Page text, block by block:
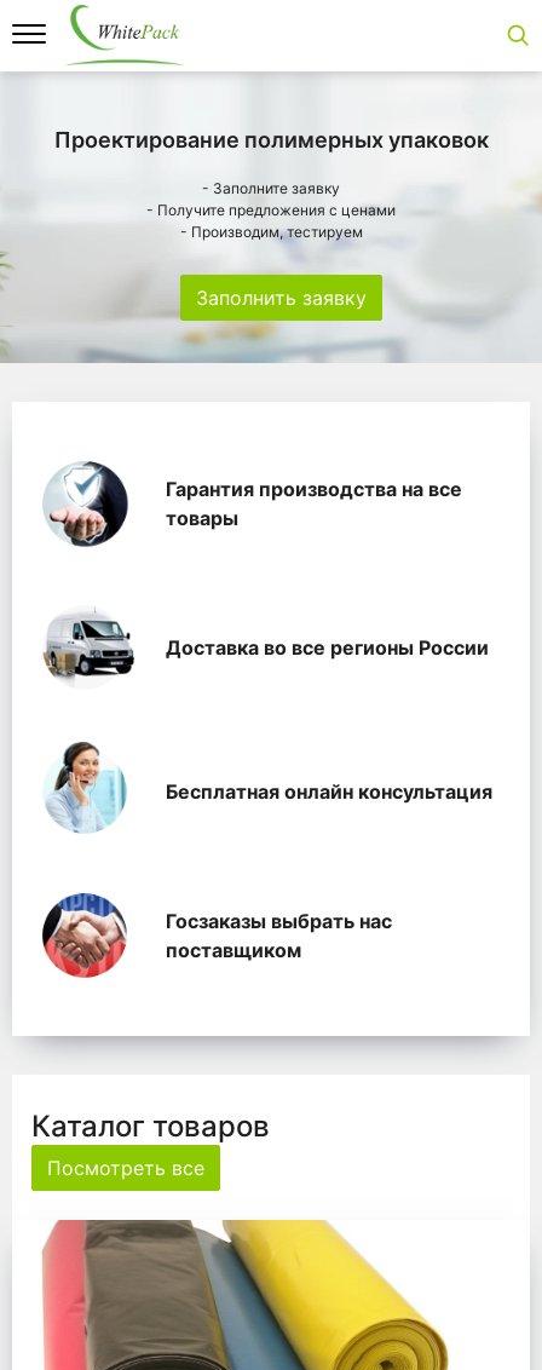
Проектирование полимерных упаковок
- Заполните заявку
- Получите предложения с ценами
- Производим, тестируем
Заполнить заявку
WhitePackГарантия производства на все
товары
Доставка во все регионы России
Бесплатная онлайн консультация
Госзаказы выбрать нас
поставщиком
Каталог товаров
Посмотреть все